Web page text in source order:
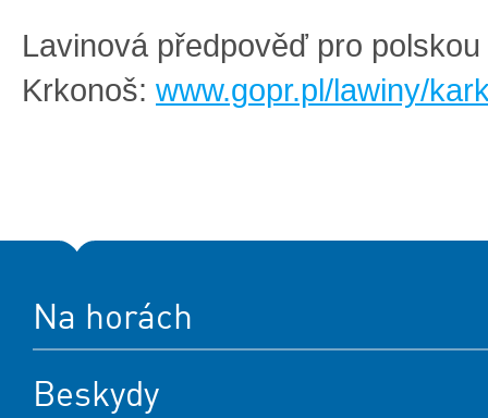
Lavinová předpověď pro
Krkonoš: www.gopr.pl/lawiny/
Na horách
Beskydy